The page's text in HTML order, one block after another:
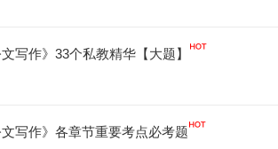
写作》33个私教精华【大题】
写作》各章节重要考点必考题